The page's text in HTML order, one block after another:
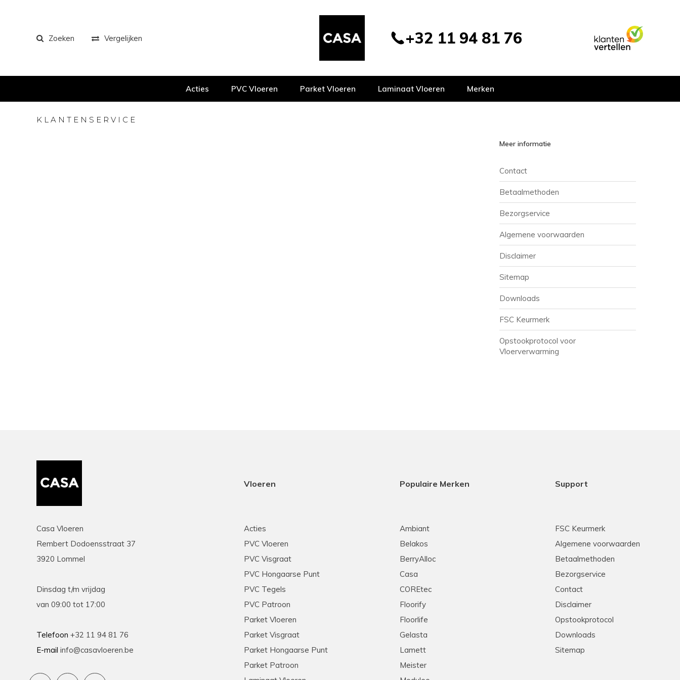
Zoeken Vergelijken +32 11 94 81 76
Acties PVC Vloeren Parket Vloeren Laminaat Vloeren Merken
KLANTENSERVICE
Meer informatie
Contact
Betaalmethoden
Bezorgservice
Algemene voorwaarden
Disclaimer
Sitemap
Downloads
FSC Keurmerk
Opstookprotocol voor
Vloerverwarming
Casa Vloeren
Rembert Dodoensstraat 37
3920 Lommel
Dinsdag t/m vrijdag
van 09:00 tot 17:00
Telefoon +32 11 94 81 76
E-mail info@casavloeren.be
Vloeren
Acties
PVC Vloeren
PVC Visgraat
PVC Hongaarse Punt
PVC Tegels
PVC Patroon
Parket Vloeren
Parket Visgraat
Parket Hongaarse Punt
Parket Patroon
Populaire Merken
Ambiant
Belakos
BerryAlloc
Casa
COREtec
Floorify
Floorlife
Gelasta
Lamett
Meister
Support
FSC Keurmerk
Algemene voorwaarden
Betaalmethoden
Bezorgservice
Contact
Disclaimer
Opstookprotocol
Downloads
Sitemap